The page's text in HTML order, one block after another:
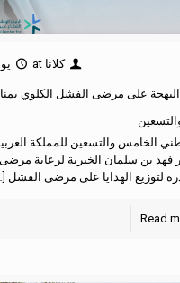
كلانا at
البهجة على مرضى الفشل الكلوي
الخامس والتسعين للمملكة
فهد بن سلمان الخيرية لرعاية
لتوزيع الهدايا على مرضى الفشل
Read